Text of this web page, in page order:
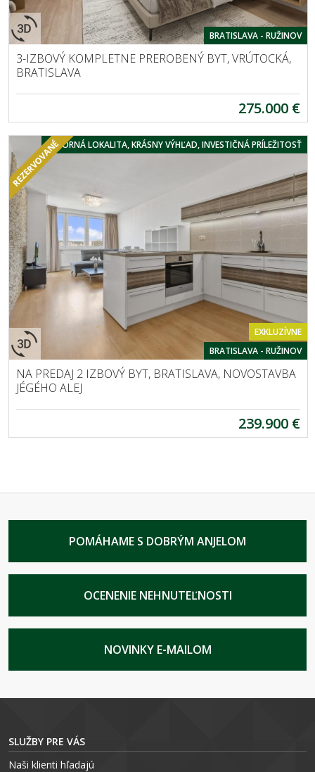
BRATISLAVA - RUŽINOV
3-IZBOVÝ KOMPLETNE PREROBENÝ BYT, VRÚTOCKÁ,
BRATISLAVA
275.000 €
VÝBORNÁ LOKALITA, KRÁSNY VÝHĽAD, INVESTIČNÁ PRÍLEŽITOSŤ
EXKLUZÍVNE
BRATISLAVA - RUŽINOV
NA PREDAJ 2 IZBOVÝ BYT, BRATISLAVA, NOVOSTAVBA
JÉGÉHO ALEJ
239.900 €
POMÁHAME S DOBRÝM ANJELOM
OCENENIE NEHNUTEĽNOSTI
NOVINKY E-MAILOM
SLUŽBY PRE VÁS
Naši klienti hľadajú